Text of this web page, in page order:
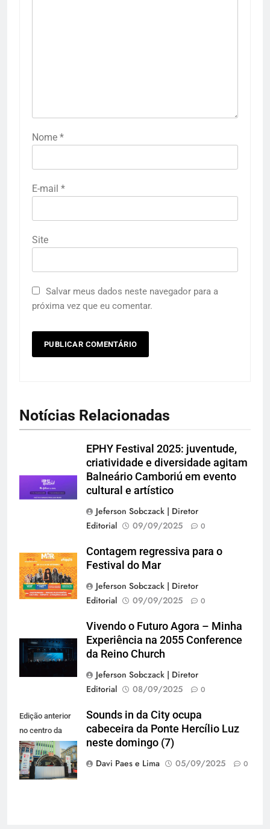
Nome *
E-mail *
Site
Salvar meus dados neste navegador para a
próxima vez que eu comentar.
Notícias Relacionadas
EPHY Festival 2025: juventude,
criatividade e diversidade agitam
Balneário Camboriú em evento
cultural e artístico
Jeferson Sobczack | Diretor
Editorial
09/09/2025 0
Contagem regressiva para o
Festival do Mar
Jeferson Sobczack | Diretor
Editorial
09/09/2025 0
Vivendo o Futuro Agora – Minha
Experiência na 2055 Conference
da Reino Church
Jeferson Sobczack | Diretor
Editorial
08/09/2025 0
Edição anterior
no centro da
cidade (Foto:
Lara Decker)
Sounds in da City ocupa
cabeceira da Ponte Hercílio Luz
neste domingo (7)
Davi Paes e Lima
05/09/2025 0